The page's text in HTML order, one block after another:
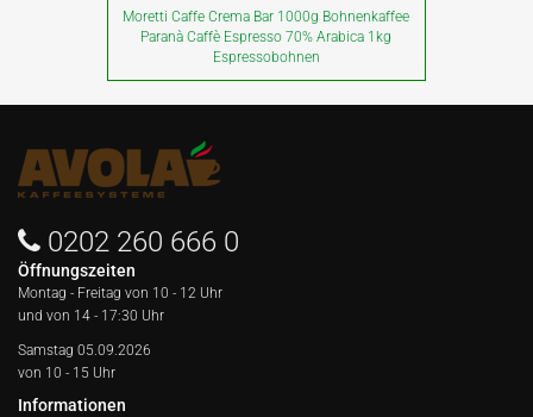
Moretti Caffe Crema Bar 1000g Bohnenkaffee
Paranà Caffè Espresso 70% Arabica 1kg
Espressobohnen
0202 260 666 0
Öffnungszeiten
Montag - Freitag von 10 - 12 Uhr
und von 14 - 17:30 Uhr
Samstag 05.09.2026
von 10 - 15 Uhr
Informationen